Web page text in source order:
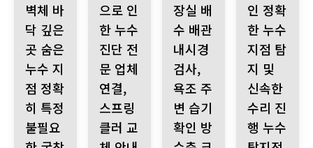
벽체 바
닥 깊은
곳 숨은
누수 지
점 정확
히 특정
불필요
으로 인
한 누수
진단 전
문 업체
연결,
스프링
클러 교
장실 배
수 배관
내시경
검사,
욕조 주
변 습기
확인 방
인 정확
한 누수
지점 탐
지 및
신속한
수리 진
행 누수